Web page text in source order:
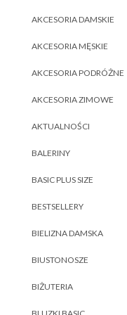
AKCESORIA DAMSKIE
AKCESORIA MĘSKIE
AKCESORIA PODRÓŻNE
AKCESORIA ZIMOWE
AKTUALNOŚCI
BALERINY
BASIC PLUS SIZE
BESTSELLERY
BIELIZNA DAMSKA
BIUSTONOSZE
BIŻUTERIA